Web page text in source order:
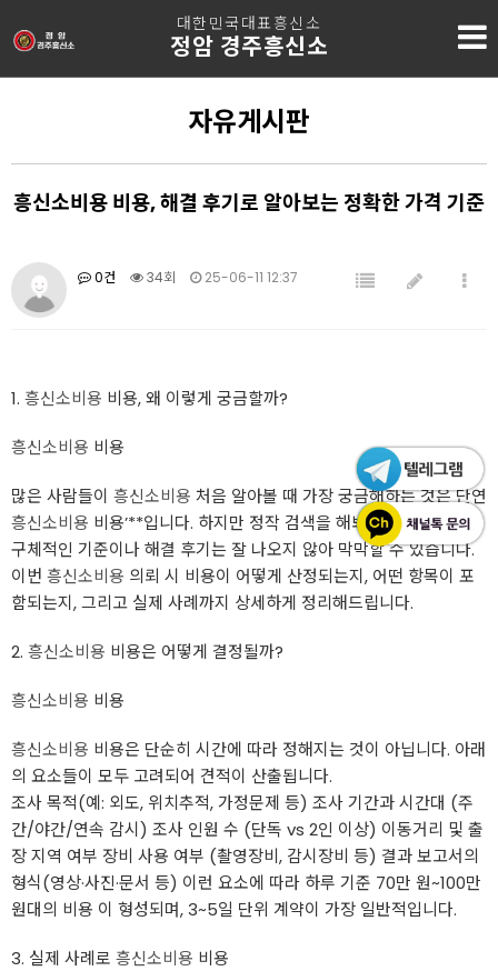
대한민국대표흥신소
정암 경주흥신소
자유게시판
흥신소비용 비용, 해결 후기로 알아보는 정확한 가격 기준
0건 34회 25-06-11 12:37
1. 흥신소비용 비용, 왜 이렇게 궁금할까?
흥신소비용 비용
많은 사람들이 흥신소비용 처음 알아볼 때 가장 궁금해하는 것은 단연
흥신소비용 비용’**입니다. 하지만 정작 검색을 해봐도 가격에 대한
구체적인 기준이나 해결 후기는 잘 나오지 않아 막막할 수 있습니다.
이번 흥신소비용 의뢰 시 비용이 어떻게 산정되는지, 어떤 항목이 포
함되는지, 그리고 실제 사례까지 상세하게 정리해드립니다.
2. 흥신소비용 비용은 어떻게 결정될까?
흥신소비용 비용
흥신소비용 비용은 단순히 시간에 따라 정해지는 것이 아닙니다. 아래
의 요소들이 모두 고려되어 견적이 산출됩니다.
조사 목적(예: 외도, 위치추적, 가정문제 등) 조사 기간과 시간대 (주
간/야간/연속 감시) 조사 인원 수 (단독 vs 2인 이상) 이동거리 및 출
장 지역 여부 장비 사용 여부 (촬영장비, 감시장비 등) 결과 보고서의
형식(영상·사진·문서 등) 이런 요소에 따라 하루 기준 70만 원~100만
원대의 비용 이 형성되며, 3~5일 단위 계약이 가장 일반적입니다.
3. 실제 사례로 흥신소비용 비용